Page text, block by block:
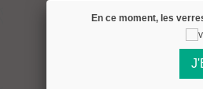
En ce moment, les